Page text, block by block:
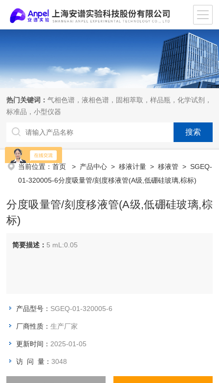
热门关键词：气相色谱，液相色谱，固相萃取，样品瓶，化学试剂，
标准品，小型仪器
当前位置：首页 > 产品中心 >移液计量 >移液管 > SGEQ-
01-320005-6分度吸量管/刻度移液管(A级,低硼硅玻璃,棕标)
分度吸量管/刻度移液管(A级,低硼硅玻璃,棕
标)
简要描述： 5 mL:0.05
产品型号： SGEQ-01-320005-6
厂商性质：生产厂家
更新时间： 2025-01-05
访 问 量：3048